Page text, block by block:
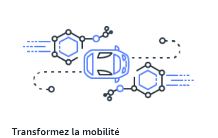
Transformez la mobilité